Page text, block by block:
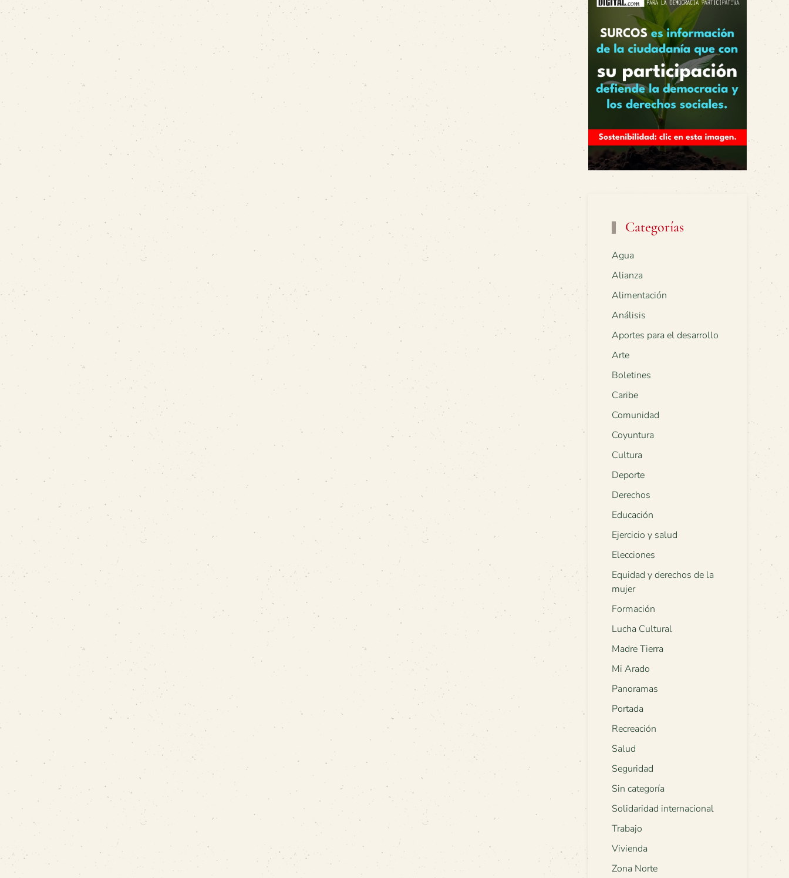
Categorías
Agua
Alianza
Alimentación
Análisis
Aportes para el desarrollo
Arte
Boletines
Caribe
Comunidad
Coyuntura
Cultura
Deporte
Derechos
Educación
Ejercicio y salud
Elecciones
Equidad y derechos de la
mujer
Formación
Lucha Cultural
Madre Tierra
Mi Arado
Panoramas
Portada
Recreación
Salud
Seguridad
Sin categoría
Solidaridad internacional
Trabajo
Vivienda
Zona Norte